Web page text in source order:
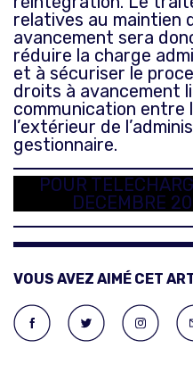
relatives au maintien
avancement sera
réduire la charge
et à sécuriser le
droits à avancement
communication entre
l’extérieur de
gestionnaire.
POUR
DECEMBRE
VOUS AVEZ AIMÉ CET